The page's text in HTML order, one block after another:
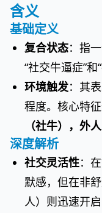
含义
基础定义
复合状态：指
“社交牛逼症”和
环境触发：其
程度。核心特征
（社牛），外
深度解析
社交灵活性：
默感，但在非
人）则迅速开启